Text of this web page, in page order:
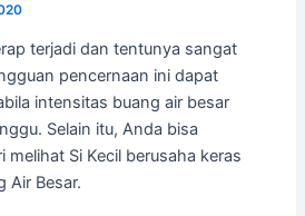
terjadi dan tentunya sangat
pencernaan ini dapat
intensitas buang air besar
Selain itu, Anda bisa
Si Kecil berusaha keras
Air Besar.